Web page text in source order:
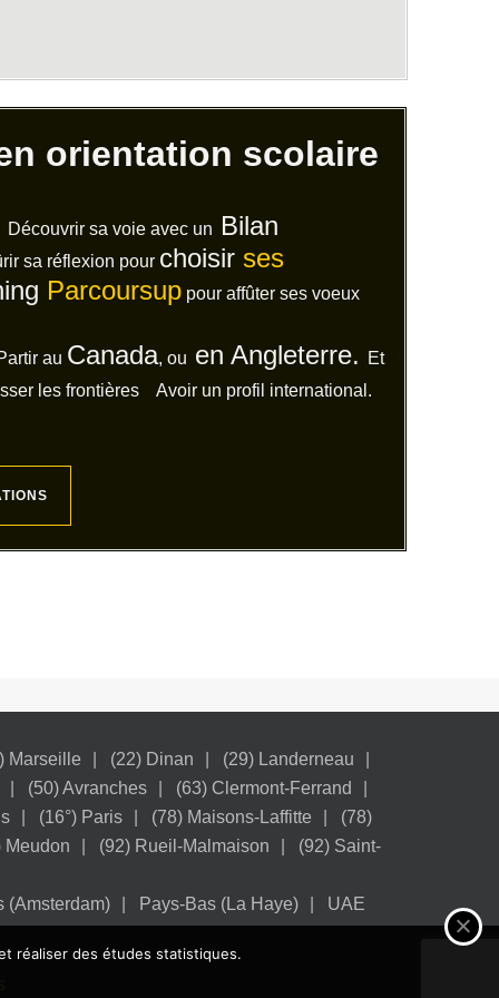
orientation scolaire
Découvrir sa voie avec un Bilan
réflexion pour choisir ses
Parcoursuppour affûter ses voeux
au Canada, ou en Angleterre.
Et
les frontières Avoir un profil international.
Marseille (22) Dinan
(29) Landerneau
(50) Avranches
(63) Clermont-Ferrand
(16°) Paris (78) Maisons-Laffitte
(78)
Meudon (92) Rueil-Malmaison
(92) Saint-
(Amsterdam) Pays-Bas (La Haye)
UAE
réaliser des études statistiques.